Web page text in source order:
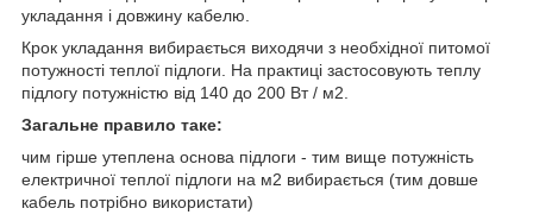
укладання і довжину кабелю.
Крок укладання вибирається виходячи з необхідної питомої
потужності теплої підлоги. На практиці застосовують теплу
підлогу потужністю від 140 до 200 Вт / м2.
Загальне правило таке:
чим гірше утеплена основа підлоги - тим вище потужність
електричної теплої підлоги на м2 вибирається (тим довше
кабель потрібно використати)